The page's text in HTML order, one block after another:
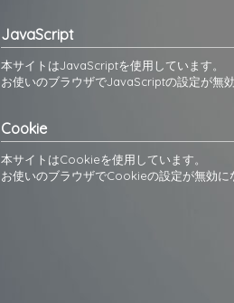
JavaScript
本サイトはJavaScriptを使用しています。
お使いのブラウザでJavaScriptの設定が無
Cookie
本サイトはCookieを使用しています。
お使いのブラウザでCookieの設定が無効に